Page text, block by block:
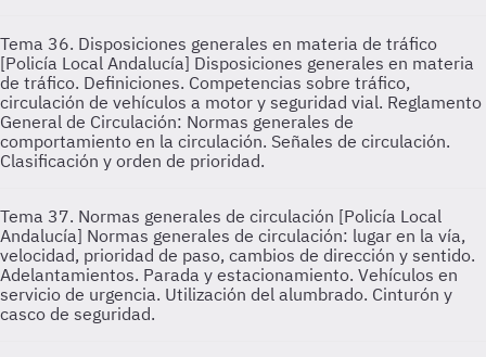
Tema 36. Disposiciones generales en materia de tráfico
[Policía Local Andalucía] Disposiciones generales en materia
de tráfico. Definiciones. Competencias sobre tráfico,
circulación de vehículos a motor y seguridad vial. Reglamento
General de Circulación: Normas generales de
comportamiento en la circulación. Señales de circulación.
Clasificación y orden de prioridad.
Tema 37. Normas generales de circulación [Policía Local
Andalucía] Normas generales de circulación: lugar en la vía,
velocidad, prioridad de paso, cambios de dirección y sentido.
Adelantamientos. Parada y estacionamiento. Vehículos en
servicio de urgencia. Utilización del alumbrado. Cinturón y
casco de seguridad.